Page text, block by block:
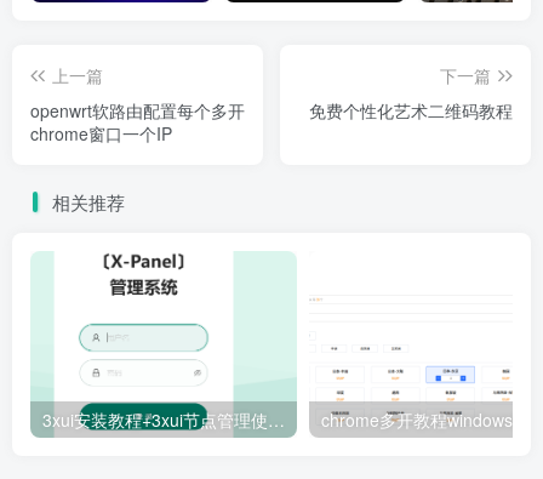
上一篇
openwrt软路由配置每个多开
chrome窗口一个IP
下一篇
免费个性化艺术二维码教程
相关推荐
3xui安装教程+3xui节点管理使用教程xray+内地加速脚本解决安装失败